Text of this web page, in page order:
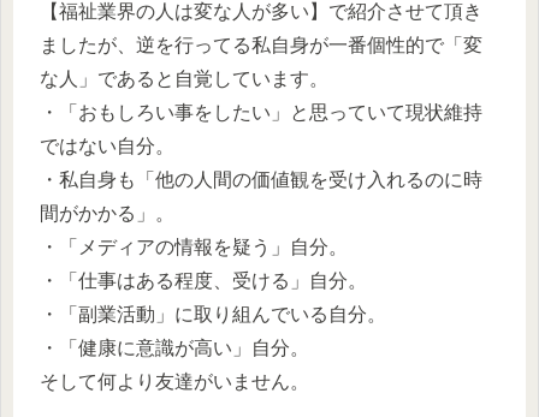
【福祉業界の人は変な人が多い】で紹介させて頂き
ましたが、逆を行ってる私自身が一番個性的で「変
な人」であると自覚しています。
・「おもしろい事をしたい」と思っていて現状維持
ではない自分。
・私自身も「他の人間の価値観を受け入れるのに時
間がかかる」。
・「メディアの情報を疑う」自分。
・「仕事はある程度、受ける」自分。
・「副業活動」に取り組んでいる自分。
・「健康に意識が高い」自分。
そして何より友達がいません。